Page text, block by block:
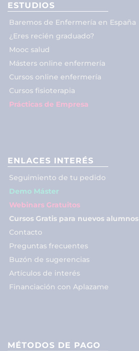
ESTUDIOS
Baremos de Enfermería en España
¿Eres recién graduado?
Mooc salud
Másters online enfermería
Cursos online enfermería
Cursos fisioterapia
Prácticas de Empresa
ENLACES INTERÉS
Seguimiento de tu pedido
Demo Máster
Webinars Gratuitos
Cursos Gratis para nuevos alumnos
Contacto
Preguntas frecuentes
Buzón de sugerencias
Artículos de interés
Financiación con Aplazame
MÉTODOS DE PAGO